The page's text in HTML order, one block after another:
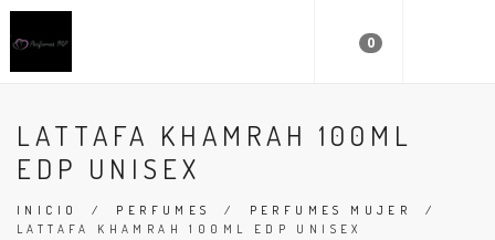
0
LATTAFA KHAMRAH 100ML
EDP UNISEX
INICIO / PERFUMES / PERFUMES MUJER
/
LATTAFA KHAMRAH 100ML EDP UNISEX